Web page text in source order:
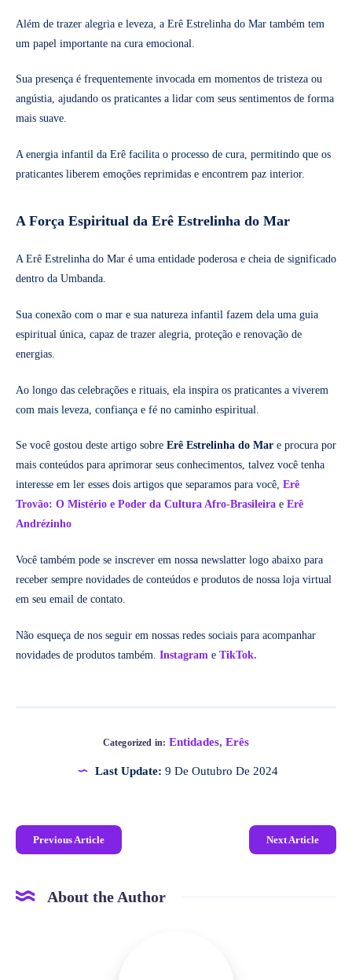
Além de trazer alegria e leveza, a Erê Estrelinha do Mar também tem
um papel importante na cura emocional.
Sua presença é frequentemente invocada em momentos de tristeza ou
angústia, ajudando os praticantes a lidar com seus sentimentos de forma
mais suave.
A energia infantil da Erê facilita o processo de cura, permitindo que os
praticantes liberem emoções reprimidas e encontrem paz interior.
A Força Espiritual da Erê Estrelinha do Mar
A Erê Estrelinha do Mar é uma entidade poderosa e cheia de significado
dentro da Umbanda.
Sua conexão com o mar e sua natureza infantil fazem dela uma guia
espiritual única, capaz de trazer alegria, proteção e renovação de
energias.
Ao longo das celebrações e rituais, ela inspira os praticantes a viverem
com mais leveza, confiança e fé no caminho espiritual.
Se você gostou deste artigo sobre Erê Estrelinha do Mar e procura por
mais conteúdos para aprimorar seus conhecimentos, talvez você tenha
interesse em ler esses dois artigos que separamos para você, Erê
Trovão: O Mistério e Poder da Cultura Afro-Brasileira e Erê
Andrézinho
Você também pode se inscrever em nossa newslatter logo abaixo para
receber sempre novidades de conteúdos e produtos de nossa loja virtual
em seu email de contato.
Não esqueça de nos seguir em nossas redes sociais para acompanhar
novidades de produtos também. Instagram e TikTok.
Categorized in: Entidades,Erês
Last Update: 9 De Outubro De 2024
Previous Article Next Article
About the Author